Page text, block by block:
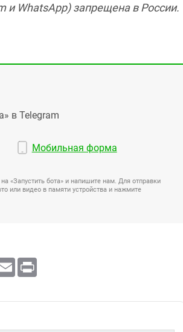
и WhatsApp) запрещена в России.
в Telegram
Мобильная форма
«Запустить бота» и напишите нам. Для отправки
или видео в памяти устройства и нажмите
Email